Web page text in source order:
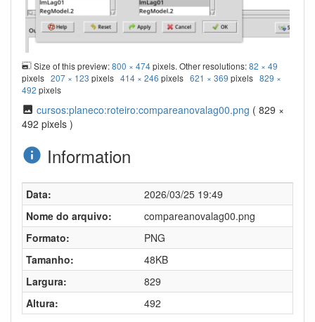
Size of this preview:800 × 474pixels. Other resolutions:82 × 49
pixels 207 × 123 pixels 414 × 246 pixels 621 × 369 pixels 829 ×
492 pixels
cursos:planeco:roteiro:compareanovalag00.png ( 829 ×
492 pixels )
Information
Data:
2026/03/25 19:49
Nome do arquivo:
compareanovalag00.png
Formato:
PNG
Tamanho:
48KB
Largura:
829
Altura:
492